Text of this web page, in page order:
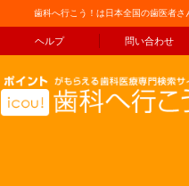
歯科へ行こう！は日本全国の歯医者
ヘルプ 問い合わせ